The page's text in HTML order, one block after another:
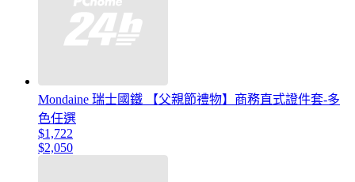
Mondaine 瑞士國鐵 【父親節禮物】商務直式證件套-多
色任選
$1,722
$2,050